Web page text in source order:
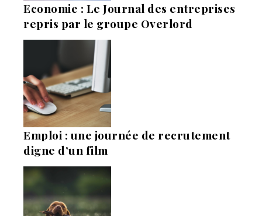
Economie : Le Journal des entreprises
repris par le groupe Overlord
Emploi : une journée de recrutement
digne d’un film